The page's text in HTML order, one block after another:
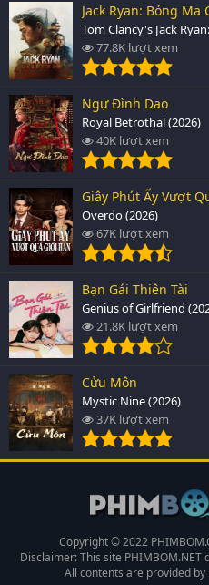
Jack Ryan: Bóng Ma
Tom Clancy's Jack
77.8K lượt xem
Ngự Đình Dao
Royal Betrothal (2026)
40K lượt xem
Giây Phút Ấy Vượt
Overdo (2026)
67K lượt xem
Bạn Gái Thiên Tài
Genius of Girlfriend
21.8K lượt xem
Cửu Môn
Mystic Nine (2026)
37K lượt xem
Copyright © 2022
Disclaimer: This site PHIMBOM.NET
All contents are provided